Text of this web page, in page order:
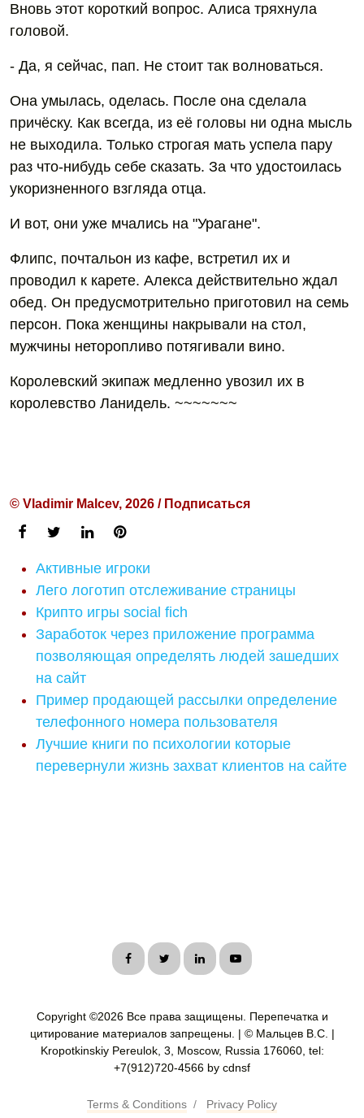
Вновь этот короткий вопрос. Алиса тряхнула
головой.
- Да, я сейчас, пап. Не стоит так волноваться.
Она умылась, оделась. После она сделала
причёску. Как всегда, из её головы ни одна мысль
не выходила. Только строгая мать успела пару
раз что-нибудь себе сказать. За что удостоилась
укоризненного взгляда отца.
И вот, они уже мчались на "Урагане".
Флипс, почтальон из кафе, встретил их и
проводил к карете. Алекса действительно ждал
обед. Он предусмотрительно приготовил на семь
персон. Пока женщины накрывали на стол,
мужчины неторопливо потягивали вино.
Королевский экипаж медленно увозил их в
королевство Ланидель. ~~~~~~~
© Vladimir Malcev, 2026 / Подписаться
Активные игроки
Лего логотип отслеживание страницы
Крипто игры social fich
Заработок через приложение программа
позволяющая определять людей зашедших
на сайт
Пример продающей рассылки определение
телефонного номера пользователя
Лучшие книги по психологии которые
перевернули жизнь захват клиентов на сайте
Copyright ©2026 Все права защищены. Перепечатка и
цитирование материалов запрещены. | © Мальцев В.С. |
Kropotkinskiy Pereulok, 3, Moscow, Russia 176060, tel:
+7(912)720-4566 by cdnsf
Terms & Conditions / Privacy Policy